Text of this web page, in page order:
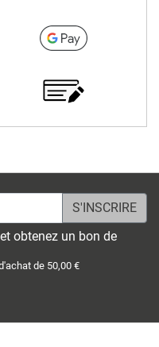
obtenez un bon de
de 50,00 €